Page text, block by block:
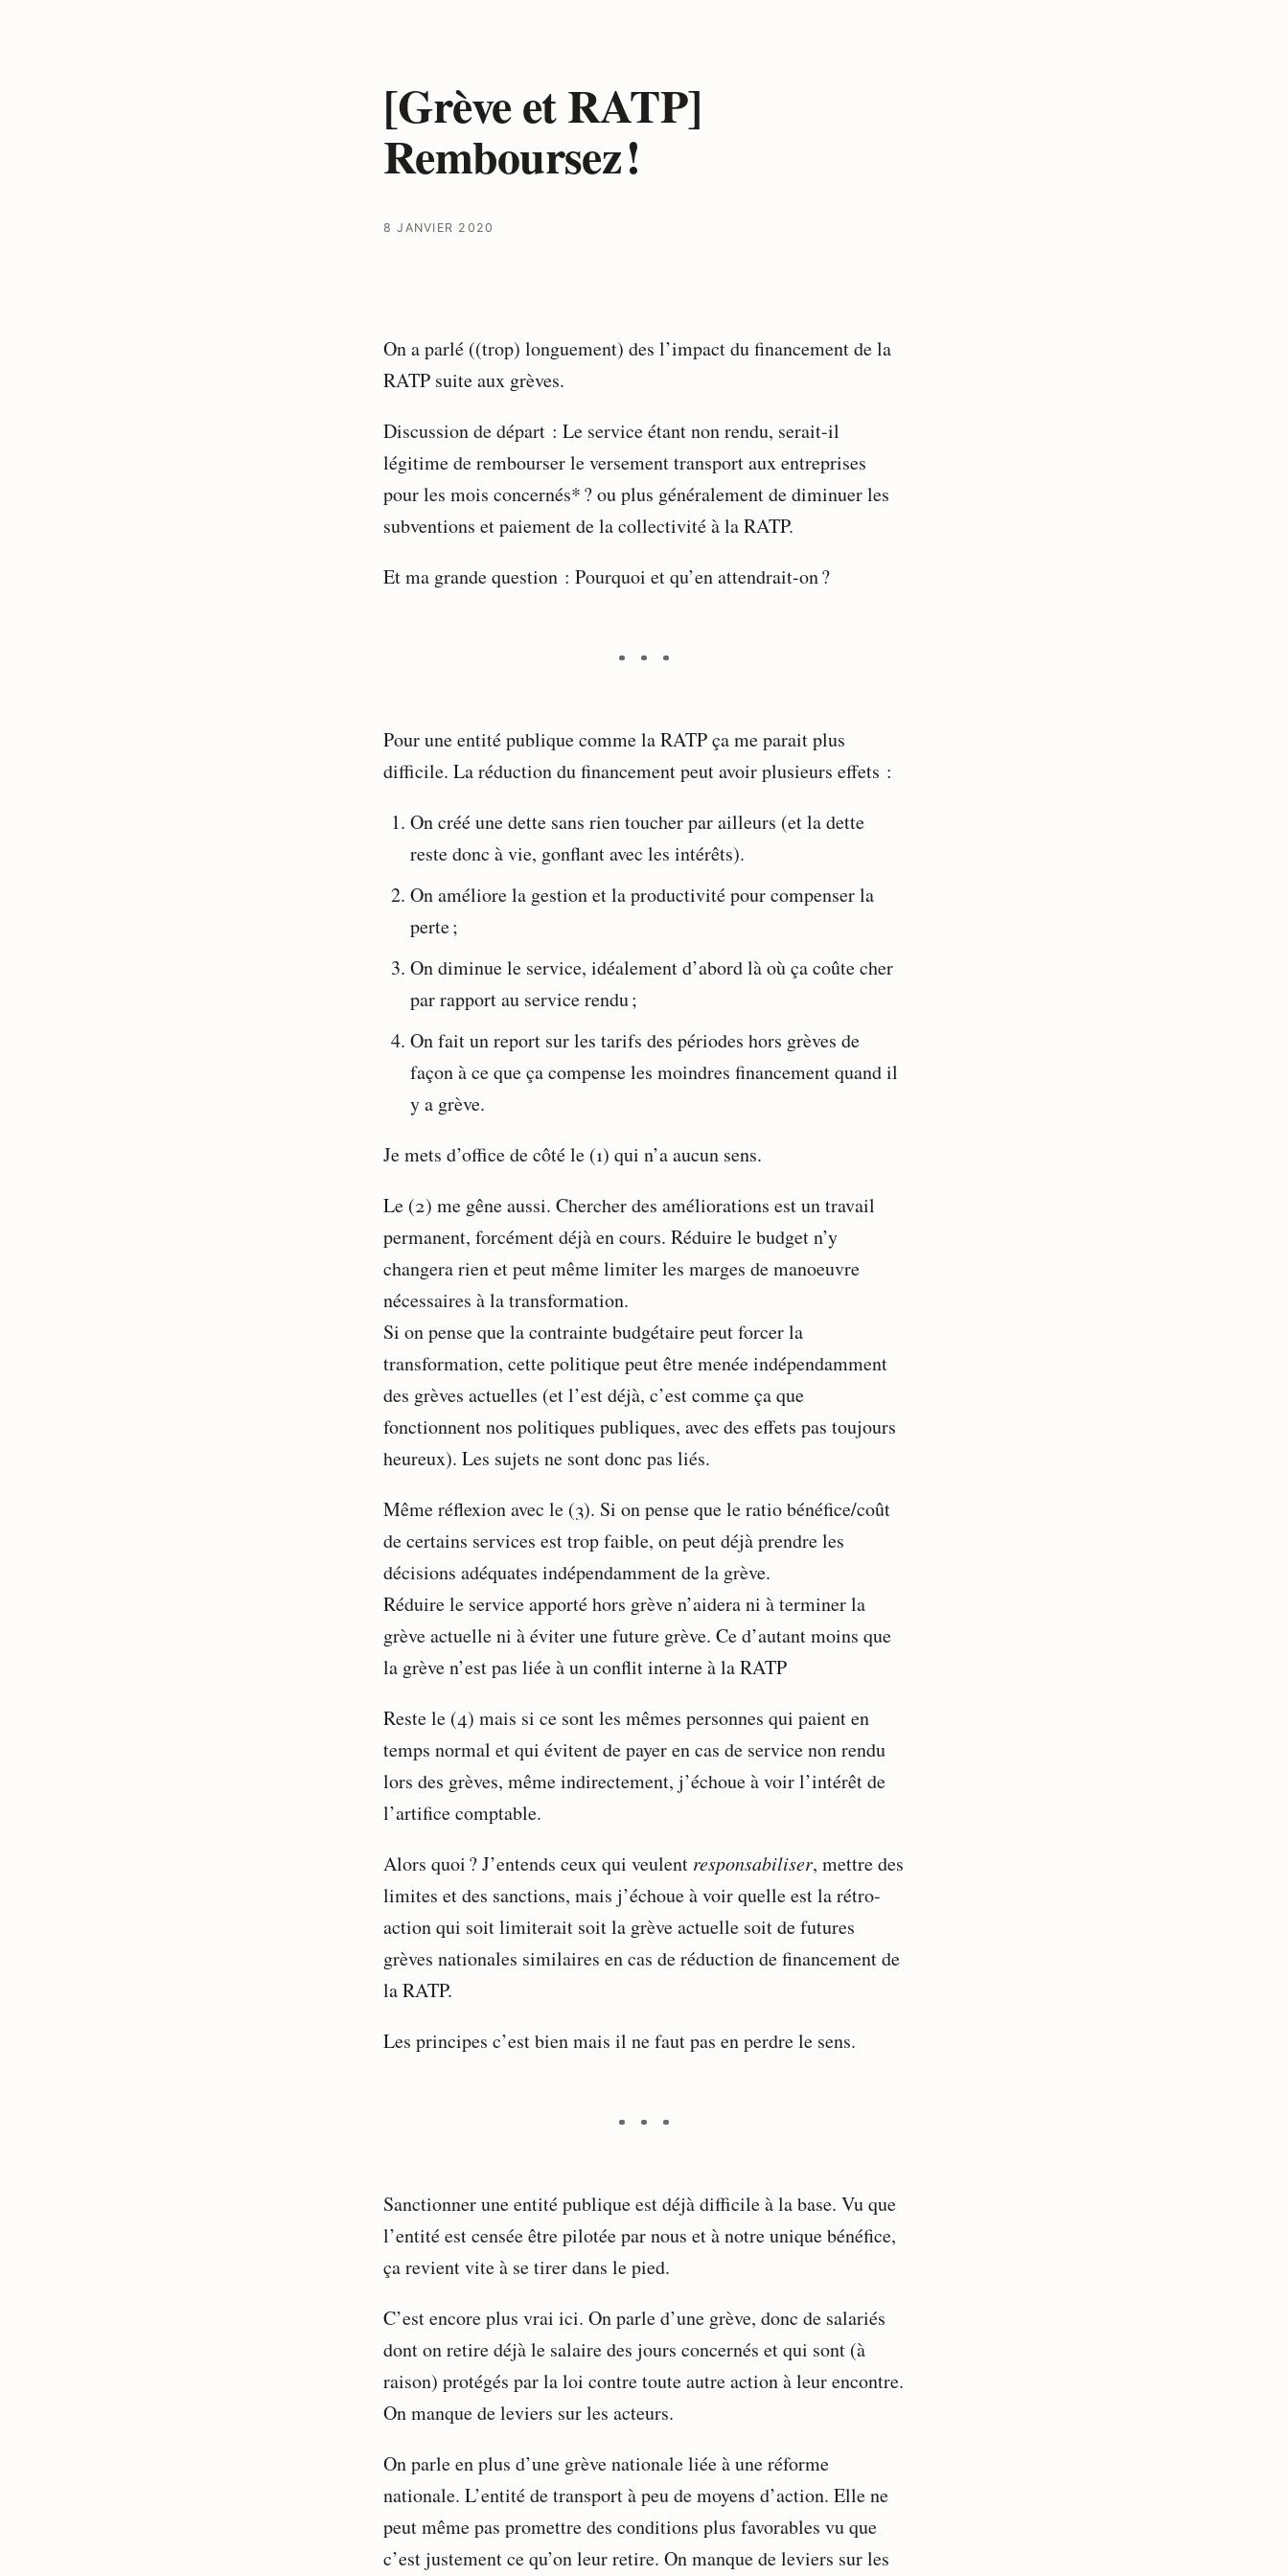
[Grève et RATP]
Remboursez !
8 JANVIER 2020
On a parlé ((trop) longuement) des l’impact du financement de la
RATP suite aux grèves.
Discussion de départ : Le service étant non rendu, serait-il
légitime de rembourser le versement transport aux entreprises
pour les mois concernés* ? ou plus généralement de diminuer les
subventions et paiement de la collectivité à la RATP.
Et ma grande question : Pourquoi et qu’en attendrait-on ?
Pour une entité publique comme la RATP ça me parait plus
difficile. La réduction du financement peut avoir plusieurs effets :
On créé une dette sans rien toucher par ailleurs (et la dette
reste donc à vie, gonflant avec les intérêts).
On améliore la gestion et la productivité pour compenser la
perte ;
On diminue le service, idéalement d’abord là où ça coûte cher
par rapport au service rendu ;
On fait un report sur les tarifs des périodes hors grèves de
façon à ce que ça compense les moindres financement quand il
y a grève.
Je mets d’office de côté le (1) qui n’a aucun sens.
Le (2) me gêne aussi. Chercher des améliorations est un travail
permanent, forcément déjà en cours. Réduire le budget n’y
changera rien et peut même limiter les marges de manoeuvre
nécessaires à la transformation.
Si on pense que la contrainte budgétaire peut forcer la
transformation, cette politique peut être menée indépendamment
des grèves actuelles (et l’est déjà, c’est comme ça que
fonctionnent nos politiques publiques, avec des effets pas toujours
heureux). Les sujets ne sont donc pas liés.
Même réflexion avec le (3). Si on pense que le ratio bénéfice/coût
de certains services est trop faible, on peut déjà prendre les
décisions adéquates indépendamment de la grève.
Réduire le service apporté hors grève n’aidera ni à terminer la
grève actuelle ni à éviter une future grève. Ce d’autant moins que
la grève n’est pas liée à un conflit interne à la RATP
Reste le (4) mais si ce sont les mêmes personnes qui paient en
temps normal et qui évitent de payer en cas de service non rendu
lors des grèves, même indirectement, j’échoue à voir l’intérêt de
l’artifice comptable.
Alors quoi ? J’entends ceux qui veulent responsabiliser, mettre des
limites et des sanctions, mais j’échoue à voir quelle est la rétro-
action qui soit limiterait soit la grève actuelle soit de futures
grèves nationales similaires en cas de réduction de financement de
la RATP.
Les principes c’est bien mais il ne faut pas en perdre le sens.
Sanctionner une entité publique est déjà difficile à la base. Vu que
l’entité est censée être pilotée par nous et à notre unique bénéfice,
ça revient vite à se tirer dans le pied.
C’est encore plus vrai ici. On parle d’une grève, donc de salariés
dont on retire déjà le salaire des jours concernés et qui sont (à
raison) protégés par la loi contre toute autre action à leur encontre.
On manque de leviers sur les acteurs.
On parle en plus d’une grève nationale liée à une réforme
nationale. L’entité de transport à peu de moyens d’action. Elle ne
peut même pas promettre des conditions plus favorables vu que
c’est justement ce qu’on leur retire. On manque de leviers sur les